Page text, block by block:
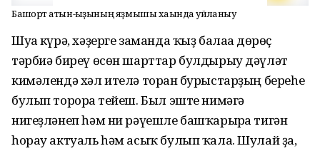
Башҡорт ҡатын-ҡыҙының яҙмышы хаҡында уйланыу
Шуға күрә, хәҙерге заманда ҡыҙ балаға дөрөҫ
тәрбиә биреү өсөн шарттар булдырыу дәүләт
кимәлендә хәл ителә торған бурыстарҙың береһе
булып торорға тейеш. Был эште нимәгә
нигеҙләнеп һәм ни рәүешле башҡарырға тигән
һорау актуаль һәм асыҡ булып ҡала. Шулай ҙа,